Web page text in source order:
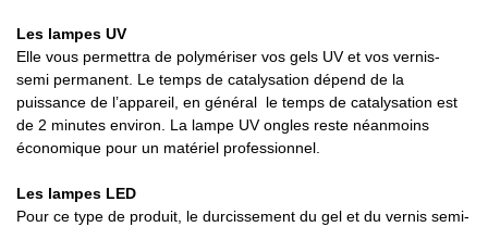
Les lampes UV
Elle vous permettra de polymériser vos gels UV et vos vernis-
semi permanent. Le temps de catalysation dépend de la
puissance de l’appareil, en général le temps de catalysation est
de 2 minutes environ. La lampe UV ongles reste néanmoins
économique pour un matériel professionnel.
Les lampes LED
Pour ce type de produit, le durcissement du gel et du vernis semi-